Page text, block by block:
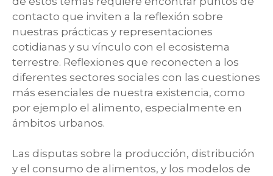
contacto que inviten a la reflexión sobre
nuestras prácticas y representaciones
cotidianas y su vínculo con el ecosistema
terrestre. Reflexiones que reconecten a los
diferentes sectores sociales con las cuestiones
más esenciales de nuestra existencia, como
por ejemplo el alimento, especialmente en
ámbitos urbanos.
Las disputas sobre la producción, distribución
y el consumo de alimentos, y los modelos de